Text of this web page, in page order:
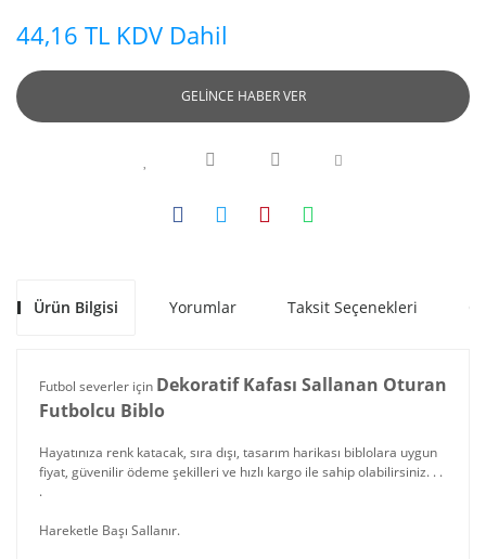
44,16 TL KDV Dahil
GELİNCE HABER VER
Ürün Bilgisi Yorumlar Taksit Seçenekleri
Futbol severler için Dekoratif Kafası Sallanan Oturan
Futbolcu Biblo
Hayatınıza renk katacak, sıra dışı, tasarım harikası biblolara uygun
fiyat, güvenilir ödeme şekilleri ve hızlı kargo ile sahip olabilirsiniz. . .
.
Hareketle Başı Sallanır.